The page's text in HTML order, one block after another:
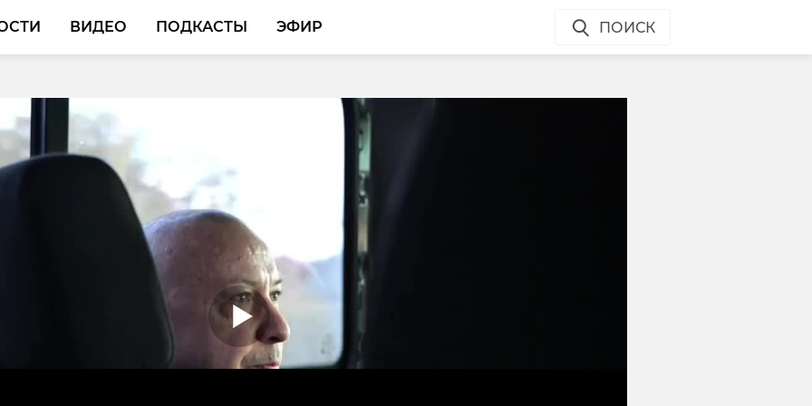
ВИДЕО ПОДКАСТЫ ЭФИР ПОИСК